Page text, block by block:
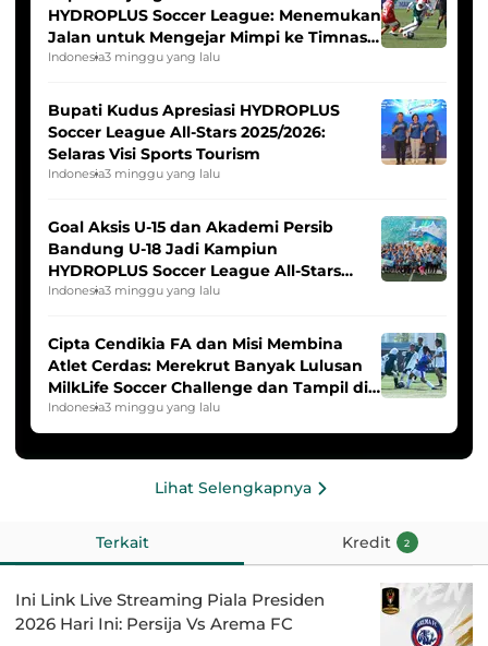
HYDROPLUS Soccer League: Menemukan
Jalan untuk Mengejar Mimpi ke Timnas
Indonesia Putri
Indonesia3 minggu yang lalu
Bupati Kudus Apresiasi HYDROPLUS
Soccer League All-Stars 2025/2026:
Selaras Visi Sports Tourism
Indonesia3 minggu yang lalu
Goal Aksis U-15 dan Akademi Persib
Bandung U-18 Jadi Kampiun
HYDROPLUS Soccer League All-Stars
2025/2026
Indonesia3 minggu yang lalu
Cipta Cendikia FA dan Misi Membina
Atlet Cerdas: Merekrut Banyak Lulusan
MilkLife Soccer Challenge dan Tampil di
HYDROPLUS Soccer League
Indonesia3 minggu yang lalu
Lihat Selengkapnya
Terkait Kredit 2
Ini Link Live Streaming Piala Presiden
2026 Hari Ini: Persija Vs Arema FC